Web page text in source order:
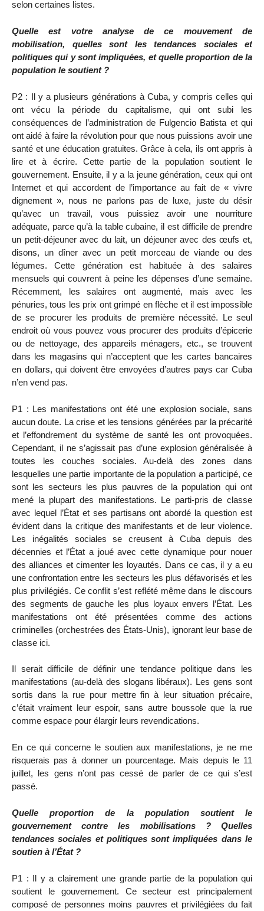
selon certaines listes.
Quelle est votre analyse de ce mouvement de
mobilisation, quelles sont les tendances sociales et
politiques qui y sont impliquées, et quelle proportion de la
population le soutient ?
P2 : Il y a plusieurs générations à Cuba, y compris celles qui
ont vécu la période du capitalisme, qui ont subi les
conséquences de l’administration de Fulgencio Batista et qui
ont aidé à faire la révolution pour que nous puissions avoir une
santé et une éducation gratuites. Grâce à cela, ils ont appris à
lire et à écrire. Cette partie de la population soutient le
gouvernement. Ensuite, il y a la jeune génération, ceux qui ont
Internet et qui accordent de l’importance au fait de « vivre
dignement », nous ne parlons pas de luxe, juste du désir
qu’avec un travail, vous puissiez avoir une nourriture
adéquate, parce qu’à la table cubaine, il est difficile de prendre
un petit-déjeuner avec du lait, un déjeuner avec des œufs et,
disons, un dîner avec un petit morceau de viande ou des
légumes. Cette génération est habituée à des salaires
mensuels qui couvrent à peine les dépenses d’une semaine.
Récemment, les salaires ont augmenté, mais avec les
pénuries, tous les prix ont grimpé en flèche et il est impossible
de se procurer les produits de première nécessité. Le seul
endroit où vous pouvez vous procurer des produits d’épicerie
ou de nettoyage, des appareils ménagers, etc., se trouvent
dans les magasins qui n’acceptent que les cartes bancaires
en dollars, qui doivent être envoyées d’autres pays car Cuba
n’en vend pas.
P1 : Les manifestations ont été une explosion sociale, sans
aucun doute. La crise et les tensions générées par la précarité
et l’effondrement du système de santé les ont provoquées.
Cependant, il ne s’agissait pas d’une explosion généralisée à
toutes les couches sociales. Au-delà des zones dans
lesquelles une partie importante de la population a participé, ce
sont les secteurs les plus pauvres de la population qui ont
mené la plupart des manifestations. Le parti-pris de classe
avec lequel l’État et ses partisans ont abordé la question est
évident dans la critique des manifestants et de leur violence.
Les inégalités sociales se creusent à Cuba depuis des
décennies et l’État a joué avec cette dynamique pour nouer
des alliances et cimenter les loyautés. Dans ce cas, il y a eu
une confrontation entre les secteurs les plus défavorisés et les
plus privilégiés. Ce conflit s’est reflété même dans le discours
des segments de gauche les plus loyaux envers l’État. Les
manifestations ont été présentées comme des actions
criminelles (orchestrées des États-Unis), ignorant leur base de
classe ici.
Il serait difficile de définir une tendance politique dans les
manifestations (au-delà des slogans libéraux). Les gens sont
sortis dans la rue pour mettre fin à leur situation précaire,
c’était vraiment leur espoir, sans autre boussole que la rue
comme espace pour élargir leurs revendications.
En ce qui concerne le soutien aux manifestations, je ne me
risquerais pas à donner un pourcentage. Mais depuis le 11
juillet, les gens n’ont pas cessé de parler de ce qui s’est
passé.
Quelle proportion de la population soutient le
gouvernement contre les mobilisations ? Quelles
tendances sociales et politiques sont impliquées dans le
soutien à l’État ?
P1 : Il y a clairement une grande partie de la population qui
soutient le gouvernement. Ce secteur est principalement
composé de personnes moins pauvres et privilégiées du fait